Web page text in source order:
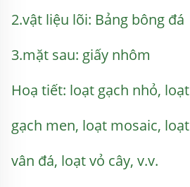
2.vật liệu lõi: Bảng bông đá
3.mặt sau: giấy nhôm
Hoạ tiết: loạt gạch nhỏ,
gạch men, loạt mosaic,
vân đá, loạt vỏ cây, v.v.